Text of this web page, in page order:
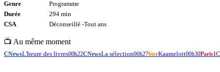
Genre
Programme
Durée
294 min
CSA
Déconseillé -Tout ans
📺 Au même moment
CNewsL'heure des livres00h22CNewsLa sélection00h276terKaamelott00h30Paris1